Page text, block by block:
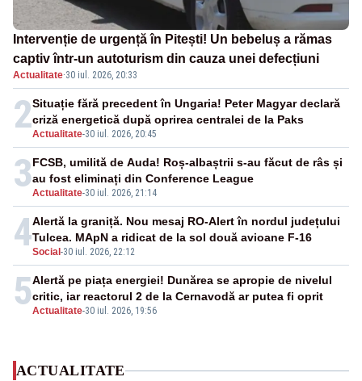
Intervenție de urgență în Pitești! Un bebeluș a rămas
captiv într-un autoturism din cauza unei defecțiuni
Actualitate·30 iul. 2026, 20:33
2Actualitate-30 iul. 2026, 20:45
Situație fără precedent în Ungaria! Peter Magyar declară
criză energetică după oprirea centralei de la Paks
3Actualitate-30 iul. 2026, 21:14
FCSB, umilită de Auda! Roș-albaștrii s-au făcut de râs și
au fost eliminați din Conference League
4Social -30 iul. 2026, 22:12
Alertă la graniță. Nou mesaj RO-Alert în nordul județului
Tulcea. MApN a ridicat de la sol două avioane F-16
5Actualitate-30 iul. 2026, 19:56
Alertă pe piața energiei! Dunărea se apropie de nivelul
critic, iar reactorul 2 de la Cernavodă ar putea fi oprit
ACTUALITATE